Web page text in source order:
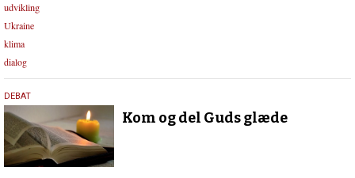
udvikling
Ukraine
klima
dialog
22.
juni
2023
DEBAT
Kom og del Guds glæde